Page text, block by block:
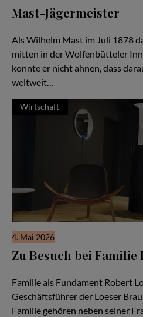
Mast-Jägermeister
Als Wilhelm Mast im Juli 1878
mitten in der Wolfenbütteler
konnte er nicht ahnen, dass
weltweit…
Wirtschaft
4. Mai 2026
Zu Besuch bei Familie
Familie als Fundament Robert
Geschäftsführer der Loeser
Familie gehören neben seiner